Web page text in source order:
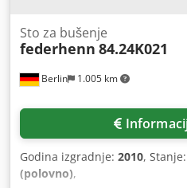
Berlin 1.005 km
Sto za bušenje
federhenn 84.24K021
Godina izgradnje: 2010, Stanje:
(polovno),